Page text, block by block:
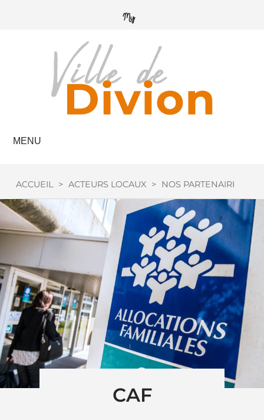
MENU
ACCUEIL > ACTEURS LOCAUX > NOS PARTENAIRES
CAF